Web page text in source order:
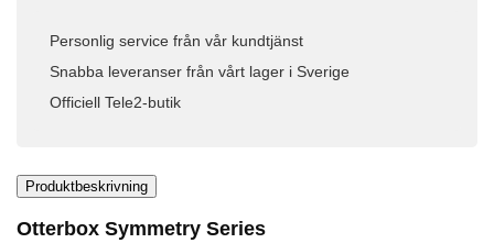
Personlig service från vår kundtjänst
Snabba leveranser från vårt lager i Sverige
Officiell Tele2-butik
Produktbeskrivning
Otterbox Symmetry Series